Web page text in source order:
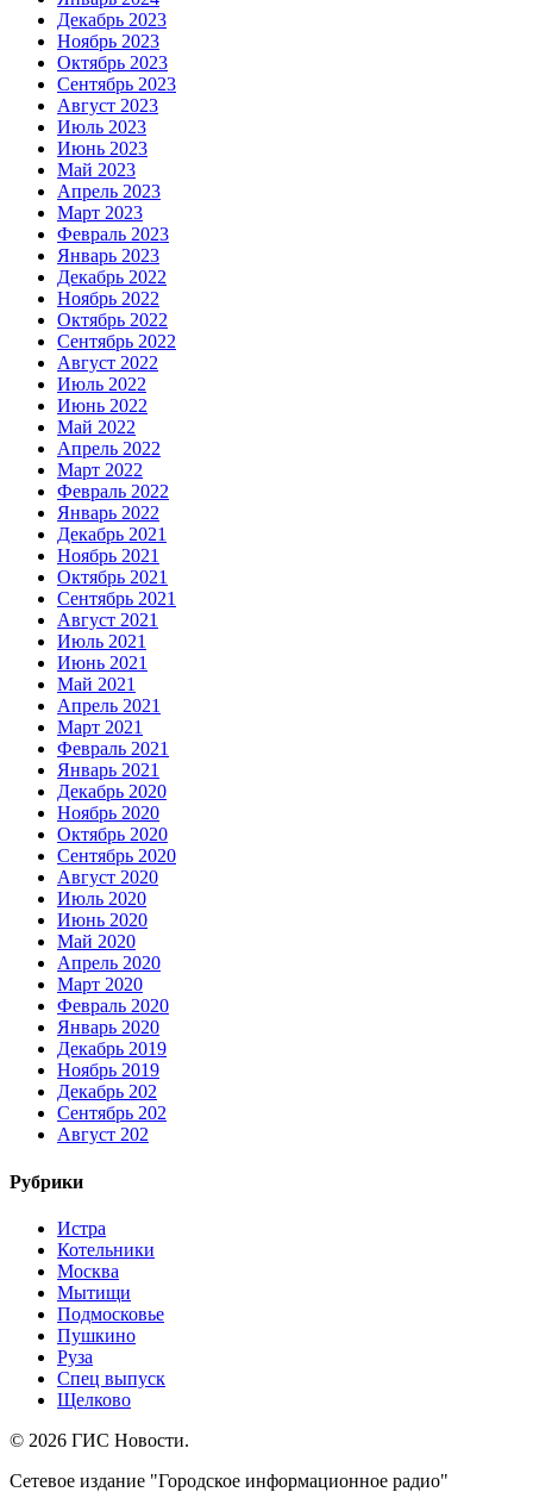
Декабрь 2023
Ноябрь 2023
Октябрь 2023
Сентябрь 2023
Август 2023
Июль 2023
Июнь 2023
Май 2023
Апрель 2023
Март 2023
Февраль 2023
Январь 2023
Декабрь 2022
Ноябрь 2022
Октябрь 2022
Сентябрь 2022
Август 2022
Июль 2022
Июнь 2022
Май 2022
Апрель 2022
Март 2022
Февраль 2022
Январь 2022
Декабрь 2021
Ноябрь 2021
Октябрь 2021
Сентябрь 2021
Август 2021
Июль 2021
Июнь 2021
Май 2021
Апрель 2021
Март 2021
Февраль 2021
Январь 2021
Декабрь 2020
Ноябрь 2020
Октябрь 2020
Сентябрь 2020
Август 2020
Июль 2020
Июнь 2020
Май 2020
Апрель 2020
Март 2020
Февраль 2020
Январь 2020
Декабрь 2019
Ноябрь 2019
Декабрь 202
Сентябрь 202
Август 202
Рубрики
Истра
Котельники
Москва
Мытищи
Подмосковье
Пушкино
Руза
Спец выпуск
Щелково
© 2026 ГИС Новости.
Сетевое издание "Городское информационное радио"